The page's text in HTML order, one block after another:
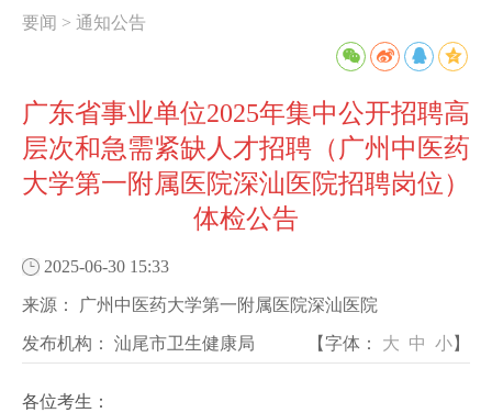
要闻 > 通知公告
广东省事业单位2025年集中公开招聘高
层次和急需紧缺人才招聘（广州中医药
大学第一附属医院深汕医院招聘岗位）
体检公告
2025-06-30 15:33
来源： 广州中医药大学第一附属医院深汕医院
发布机构： 汕尾市卫生健康局 【字体： 大 中 小】
各位考生：